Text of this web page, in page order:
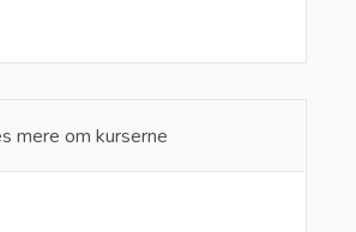
mere om kurserne